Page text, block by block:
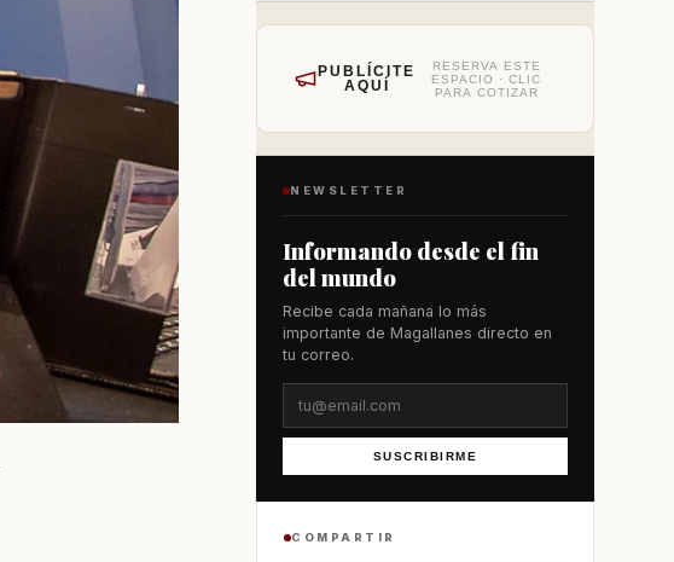
PUBLÍCITE
AQUÍ
RESERVA ESTE
ESPACIO · CLIC
PARA COTIZAR
NEWSLETTER
Informando desde el fin
del mundo
Recibe cada mañana lo más
importante de Magallanes directo en
tu correo.
SUSCRIBIRME
COMPARTIR